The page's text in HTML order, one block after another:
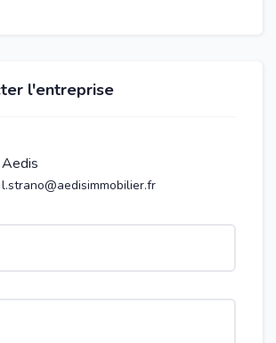
l'entreprise
Aedis
l.strano@aedisimmobilier.fr